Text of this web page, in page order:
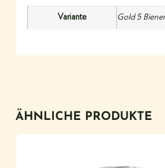
Variante Gold 5
ÄHNLICHE PRODUKTE